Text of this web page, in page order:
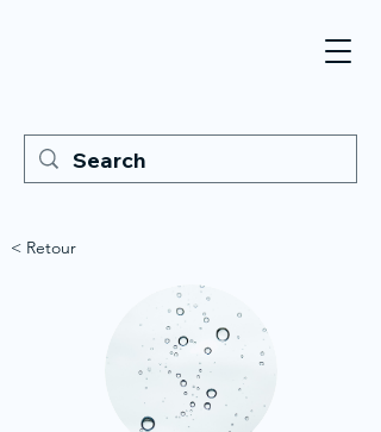
< Retour